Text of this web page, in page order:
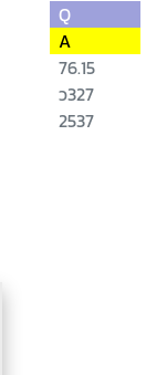
Q
A
76.15
ว327
2537